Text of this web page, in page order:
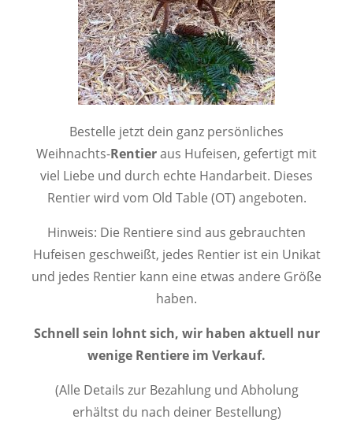
Bestelle jetzt dein ganz persönliches
Weihnachts-Rentieraus Hufeisen, gefertigt mit
viel Liebe und durch echte Handarbeit. Dieses
Rentier wird vom Old Table (OT) angeboten.
Hinweis: Die Rentiere sind aus gebrauchten
Hufeisen geschweißt, jedes Rentier ist ein Unikat
und jedes Rentier kann eine etwas andere Größe
haben.
Schnell sein lohnt sich, wir haben aktuell nur
wenige Rentiere im Verkauf.
(Alle Details zur Bezahlung und Abholung
erhältst du nach deiner Bestellung)